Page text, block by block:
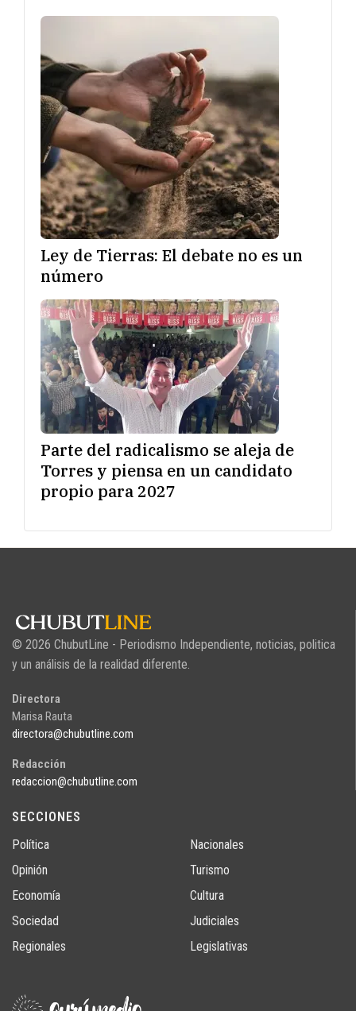
Ley de Tierras: El debate no es un
número
Parte del radicalismo se aleja de
Torres y piensa en un candidato
propio para 2027
© 2026 ChubutLine - Periodismo Independiente, noticias, politica
y un análisis de la realidad diferente.
Directora
Marisa Rauta
directora@chubutline.com
Redacción
redaccion@chubutline.com
SECCIONES
Política
Opinión
Economía
Sociedad
Regionales
Nacionales
Turismo
Cultura
Judiciales
Legislativas